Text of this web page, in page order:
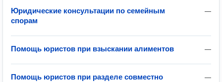
—
Юридические консультации по семейным
спорам
—
Помощь юристов при взыскании алиментов
—
Помощь юристов при разделе совместно